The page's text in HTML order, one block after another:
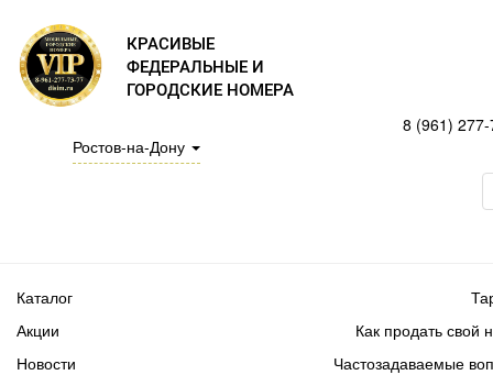
КРАСИВЫЕ
ФЕДЕРАЛЬНЫЕ И
ГОРОДСКИЕ НОМЕРА
Ростов-на-Дону
8 (961)
Каталог
Акции
Новости
Как продать свой
Частозадаваемые